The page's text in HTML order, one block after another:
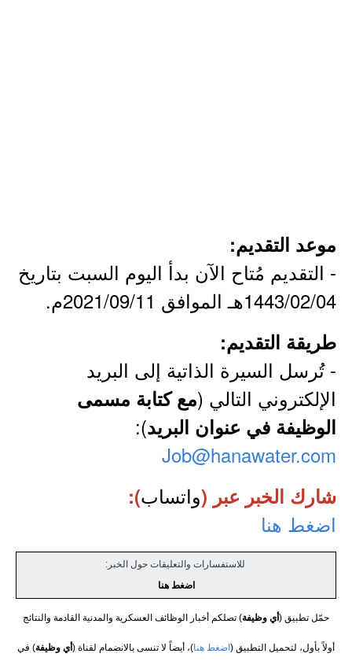
موعد التقديم:
- التقديم مُتاح الآن بدأ اليوم السبت بتاريخ
1443/02/04هـ الموافق 2021/09/11م.
طريقة التقديم:
- تُرسل السيرة الذاتية إلى البريد
الإلكتروني التالي (مع كتابة مسمى
الوظيفة في عنوان البريد):
Job@hanawater.com
شارك الخبر عبر (واتساب):
اضغط هنا
للاستفسارات والتعليقات حول الخبر:
اضغط هنا
حمّل تطبيق ( أي وظيفة) تصلكم أخبار الوظائف العسكرية والمدنية القادمة والنتائج
أولاً بأول، لتحميل التطبيق ( اضغط هنا)، أيضاً لا تنسى بالانضمام لقناة ( أي وظيفة) في